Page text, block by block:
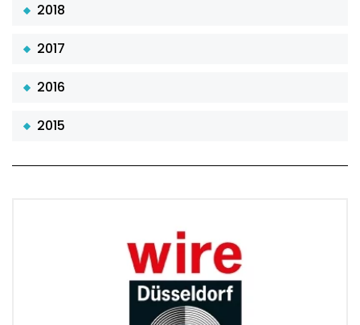
2018
2017
2016
2015